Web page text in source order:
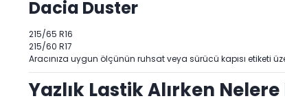
Dacia Duster
215/65 R16
215/60 R17
Aracınıza uygun ölçünün ruhsat veya sürücü kapısı etiketi
Yazlık Lastik Alırken